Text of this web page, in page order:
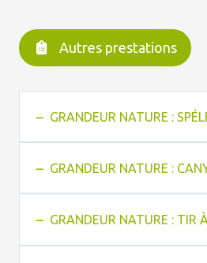
Autres prestations
GRANDEUR NATURE :
GRANDEUR NATURE :
GRANDEUR NATURE : TIR